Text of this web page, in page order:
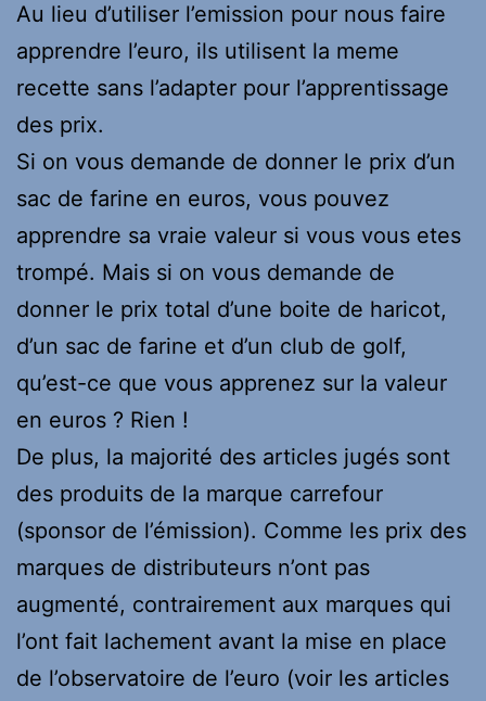
Au lieu d’utiliser l’emission pour nous faire
apprendre l’euro, ils utilisent la meme
recette sans l’adapter pour l’apprentissage
des prix.
Si on vous demande de donner le prix d’un
sac de farine en euros, vous pouvez
apprendre sa vraie valeur si vous vous etes
trompé. Mais si on vous demande de
donner le prix total d’une boite de haricot,
d’un sac de farine et d’un club de golf,
qu’est-ce que vous apprenez sur la valeur
en euros ? Rien !
De plus, la majorité des articles jugés sont
des produits de la marque carrefour
(sponsor de l’émission). Comme les prix des
marques de distributeurs n’ont pas
augmenté, contrairement aux marques qui
l’ont fait lachement avant la mise en place
de l’observatoire de l’euro (voir les articles